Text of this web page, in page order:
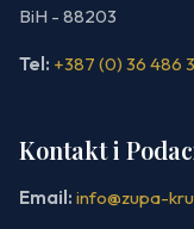
BiH - 88203
Tel: +387 (0) 36 486
Kontakt i
Email: info@zupa-